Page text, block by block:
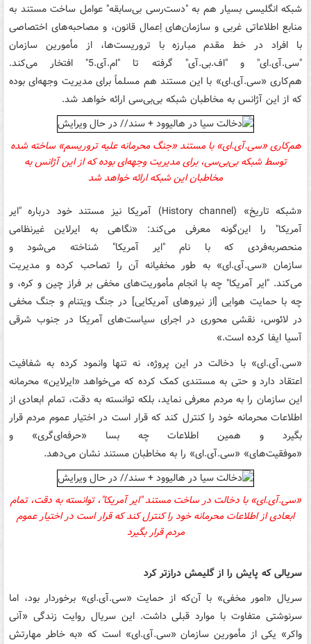
شبکه انگلیسی بسیار هم به "دست‌رسی بی‌سابقه" عوامل ساخت مستند به
منابع اطلاعاتی غربی و سازمان‌های اِعمال قانون، و مصاحبه‌های اختصاصی
با افراد در خط مقدم مبارزه با تروریست‌ها، از مأمورین سازمان
"سی.‌آی.ای"
و "اف‌.بی‌.آی" گرفته تا "ام‌.آی.5" افتخار می‌کند.
هم‌کاری «سی.‌آی.ای» با این مستند هم مسلماً برای مدیریت وجهه‌ای بوده
که از این آژانس به مخاطبان شبکه بی‌بی‌سی ارائه خواهد شد.
هم‌کاری«سی.‌آی.ای»با مستند«جنگ محرمانه علیه تروریسم» ساخته شده
توسطشبکه بی‌بی‌سی،برای مدیریت وجهه‌ای بوده که از این آژانس به
مخاطبان این شبکه ارائه خواهد شد
«شبکه تاریخ» (History channel) آمریکا نیز مستند خود درباره "ایر
آمریکا" را این‌گونه معرفی می‌کند: «نگاهی به ایرلاین غیرنظامی
منحصربه‌فردی که با نام "ایر آمریکا" شناخته می‌شود و
سازمان «سی.‌آی.ای» به طور مخفیانه آن را تصاحب کرده و مدیریت
می‌کند. "ایر آمریکا" چه با انجام مأموریت‌های مخفی بر فراز چین و کره، و
چه با حمایت هوایی [از نیروهای آمریکایی] در جنگ ویتنام و جنگ مخفی
در لائوس، نقشی محوری در اجرای سیاست‌های آمریکا در جنوب شرقی
آسیا ایفا کرده است.»
«سی.‌آی.ای» با دخالت در این پروژه، نه تنها وانمود کرده به شفافیت
اعتقاد دارد و حتی به مستندی کمک کرده که می‌خواهد «ایرلاین» محرمانه
این سازمان را به مردم معرفی نماید، بلکه توانسته به دقت، تمام ابعادی از
اطلاعات محرمانه خود را کنترل کند که قرار است در اختیار عموم مردم قرار
بگیرد و همین اطلاعات چه بسا «حرفه‌ای‌گری» و
«موفقیت‌های» «سی.‌آی.ای» را به مخاطبان مستند نشان می‌دهد.
«سی.‌آی.ای» با دخالت در ساخت مستند "ایر آمریکا"، توانسته به دقت، تمام
ابعادی از اطلاعات محرمانه خود را کنترل کند که قرار است در اختیار عموم
مردم قرار بگیرد
سریالی که پایش را از گلیمش درازتر کرد
سریال «امور مخفی» با آن‌که از حمایت «سی.‌آی.ای» برخوردار بود، اما
سرنوشتی متفاوت با موارد قبلی داشت. این سریال روایت زندگی «آنی
واکر» یکی از مأمورین سازمان «سی.‌آی.ای» است که «به خاطر مهارتش